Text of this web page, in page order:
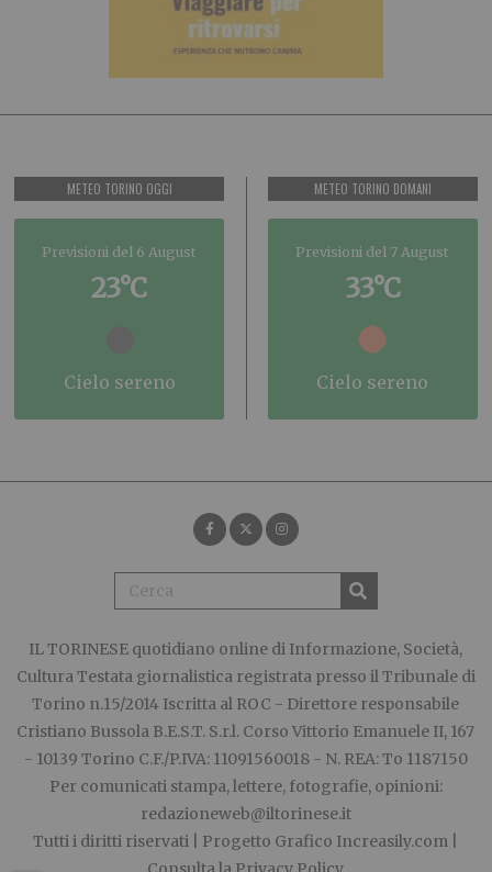
METEO TORINO OGGI
Previsioni del 6 August
23°C
cielo sereno
METEO TORINO DOMANI
Previsioni del 7 August
33°C
cielo sereno
IL TORINESE quotidiano online di Informazione, Società,
Cultura Testata giornalistica registrata presso il Tribunale di
Torino n.15/2014 Iscritta al ROC - Direttore responsabile
Cristiano Bussola B.E.S.T. S.r.l. Corso Vittorio Emanuele II, 167
- 10139 Torino C.F./P.IVA: 11091560018 - N. REA: To 1187150
Per comunicati stampa, lettere, fotografie, opinioni:
redazioneweb@iltorinese.it
Tutti i diritti riservati | Progetto Grafico Increasily.com